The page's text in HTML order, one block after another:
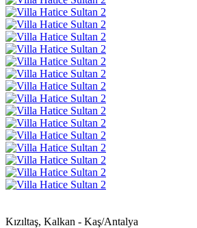
Kızıltaş, Kalkan - Kaş/Antalya